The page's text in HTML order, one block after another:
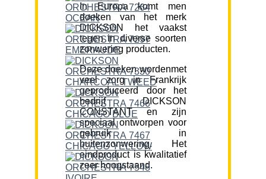
In Europa komt men
doeken van het merk
DICKSON het vaakst
tegen in diverse soorten
zonwering producten.
Deze doeken wordenmet
veel zorg in Frankrijk
geproduceerd door het
bedrijf DICKSON
CONSTANT en zijn
speciaal ontworpen voor
gebruik in
buitenzonwering. Het
eindproduct is kwalitatief
zeer hoogstaand.